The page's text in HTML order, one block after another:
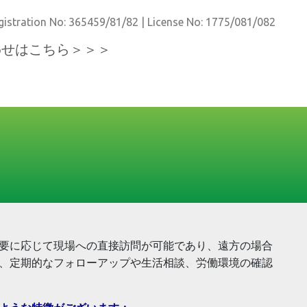
No: 365459/81/82 | License No: 1775/081/082
はこちら＞＞＞
に応じて現場への直接訪問が可能であり 、遠方の場合
、定期的なフォローアップや生活相談、労働環境の確認